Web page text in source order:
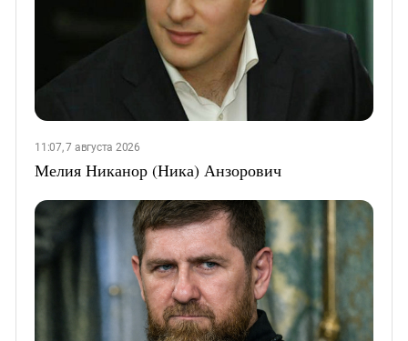
11:07, 7 августа 2026
Мелия Никанор (Ника) Анзорович